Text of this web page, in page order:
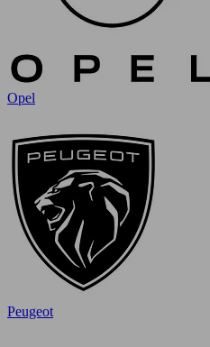
Opel
Peugeot